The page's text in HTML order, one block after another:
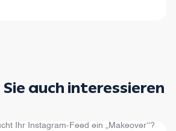
auch interessieren
Ihr Instagram-Feed ein „Makeover‘‘?